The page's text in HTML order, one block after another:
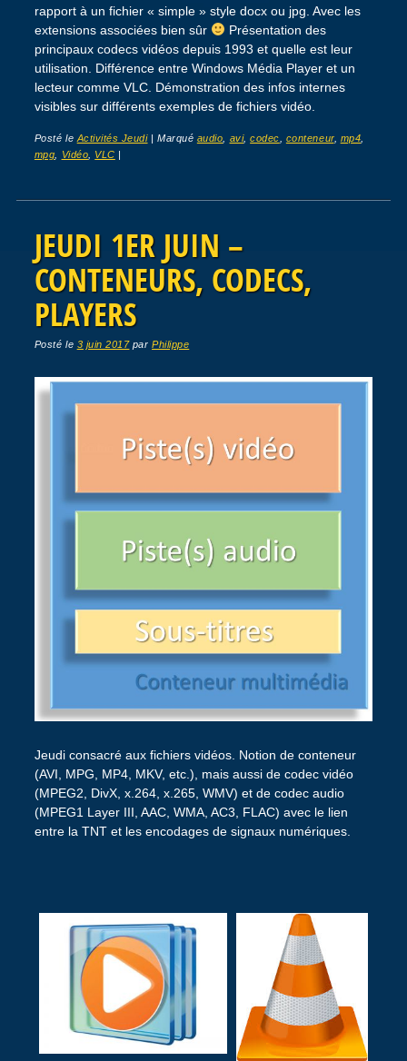
rapport à un fichier « simple » style docx ou jpg. Avec les
extensions associées bien sûr
Présentation des
principaux codecs vidéos depuis 1993 et quelle est leur
utilisation. Différence entre Windows Média Player et un
lecteur comme VLC. Démonstration des infos internes
visibles sur différents exemples de fichiers vidéo.
Posté le Activités Jeudi |Marqué audio avi,codec conteneur, mp4
mpg
Vidéo VLC
JEUDI 1ER JUIN –
CONTENEURS, CODECS,
PLAYERS
Posté le 3 juin 2017 parPhilippe
Jeudi consacré aux fichiers vidéos. Notion de conteneur
(AVI, MPG, MP4, MKV, etc.), mais aussi de codec vidéo
(MPEG2, DivX, x.264, x.265, WMV) et de codec audio
(MPEG1 Layer III, AAC, WMA, AC3, FLAC) avec le lien
entre la TNT et les encodages de signaux numériques.